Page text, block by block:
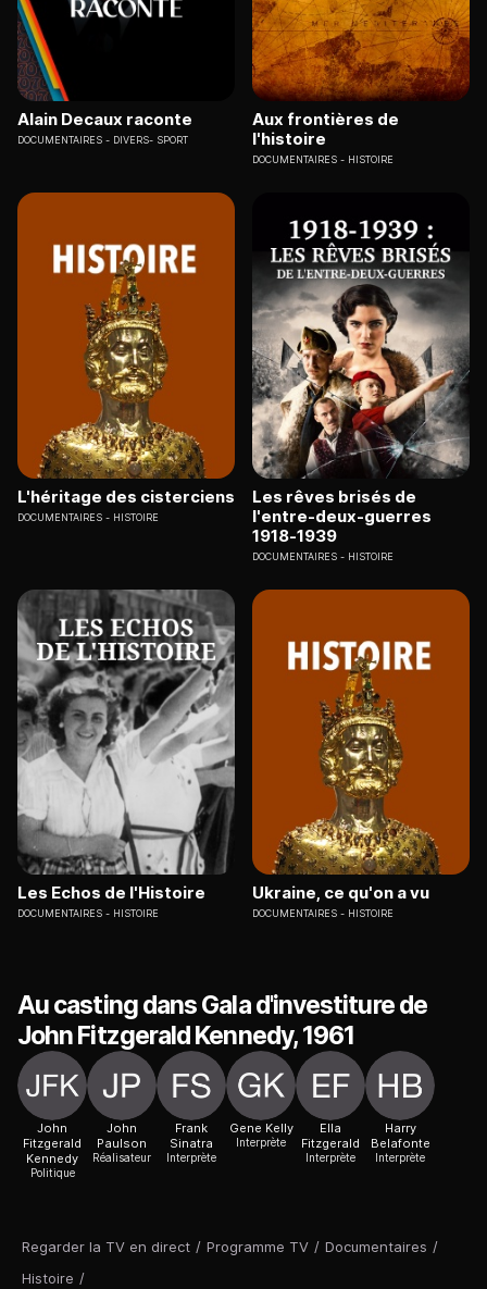
Regarder la TV en direct / Programme TV / Documentaires /
Histoire /
Alain Decaux raconte
DOCUMENTAIRES DIVERS- SPORT
Aux frontières de
l'histoire
DOCUMENTAIRES HISTOIRE
L'héritage des cisterciens
DOCUMENTAIRES HISTOIRE
Les rêves brisés de
l'entre-deux-guerres
1918-1939
DOCUMENTAIRES HISTOIRE
Les Echos de l'Histoire
DOCUMENTAIRES HISTOIRE
Ukraine, ce qu'on a vu
DOCUMENTAIRES HISTOIRE
Au casting dans Gala d'investiture de
John Fitzgerald Kennedy, 1961
John
Fitzgerald
Kennedy
Politique
John
Paulson
Réalisateur
Frank
Sinatra
Interprète
Gene Kelly
Interprète
Ella
Fitzgerald
Interprète
Harry
Belafonte
Interprète